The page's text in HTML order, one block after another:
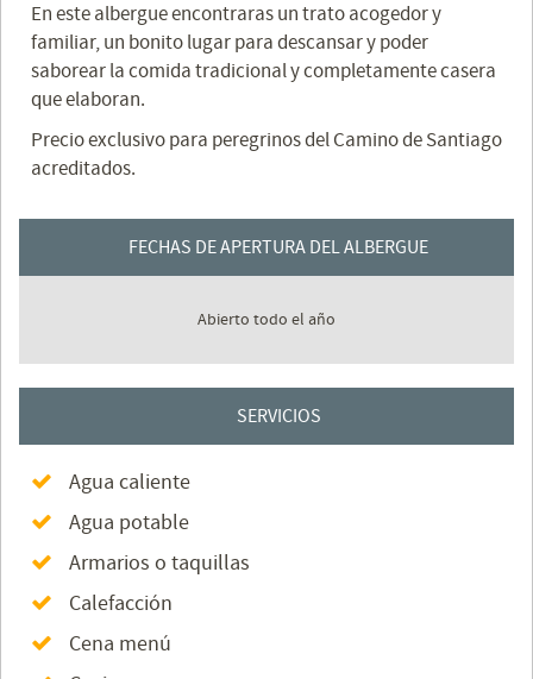
En este albergue encontraras un trato acogedor y
familiar, un bonito lugar para descansar y poder
saborear la comida tradicional y completamente casera
que elaboran.
Precio exclusivo para peregrinos del Camino de Santiago
acreditados.
FECHAS DE APERTURA DEL ALBERGUE
Abierto todo el año
SERVICIOS
Agua caliente
Agua potable
Armarios o taquillas
Calefacción
Cena menú